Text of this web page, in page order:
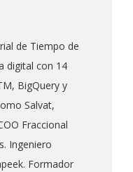
de Tiempo de
digital con 14
BigQuery y
Salvat,
Fraccional
Ingeniero
Formador